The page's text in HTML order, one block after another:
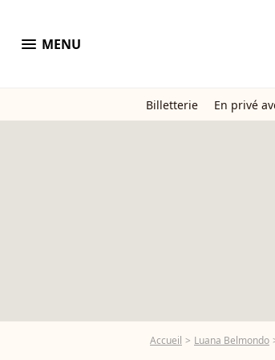
menu MENU
Billetterie En privé
Accueil Luana Belmondo